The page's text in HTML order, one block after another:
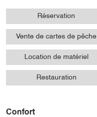
Réservation
Vente de cartes de pêche
Location de matériel
Restauration
Confort